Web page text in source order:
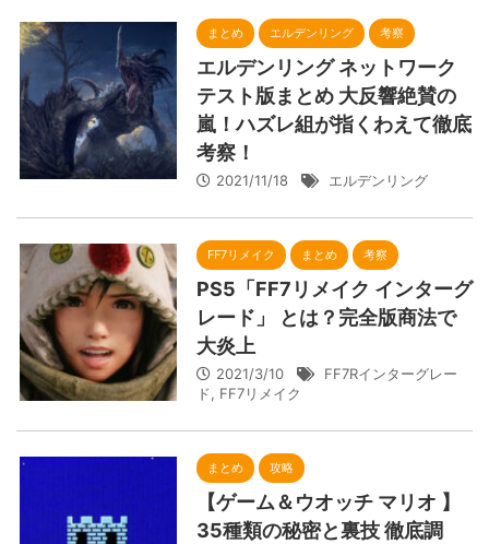
まとめ エルデンリング 考察
エルデンリング ネットワーク
テスト版まとめ 大反響絶賛の
嵐！ハズレ組が指くわえて徹底
考察！
2021/11/18 エルデンリング
FF7リメイク まとめ 考察
PS5「FF7リメイク インターグ
レード」 とは？完全版商法で
大炎上
2021/3/10
FF7Rインターグレー
ド, FF7リメイク
まとめ 攻略
【ゲーム＆ウオッチ マリオ 】
35種類の秘密と裏技 徹底調